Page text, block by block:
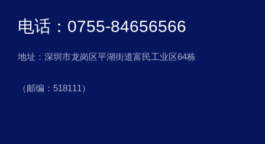
电话：0755-84656566
地址：深圳市龙岗区平湖街道富民工业区64栋
（邮编：518111）